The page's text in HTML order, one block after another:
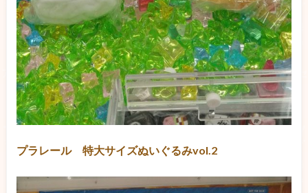
プラレール 特大サイズぬいぐるみvol.2